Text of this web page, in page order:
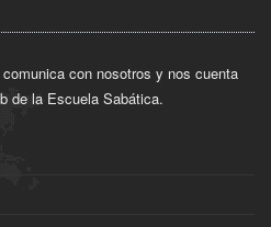
con nosotros y nos cuenta
de la Escuela Sabática.